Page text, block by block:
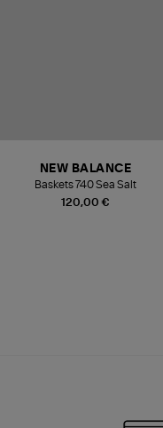
120,00 €
NEW BALANCE
Baskets 740 Sea Salt